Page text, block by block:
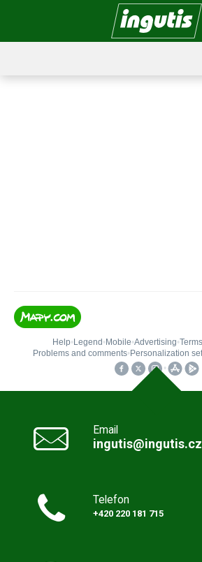
Email
ingutis@ingutis.cz
Telefon
+420 220 181 715